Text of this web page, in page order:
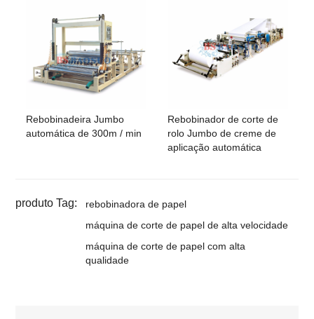
Rebobinadeira Jumbo
automática de 300m / min
Rebobinador de corte de
rolo Jumbo de creme de
aplicação automática
produto Tag:
rebobinadora de papel
máquina de corte de papel de alta velocidade
máquina de corte de papel com alta
qualidade